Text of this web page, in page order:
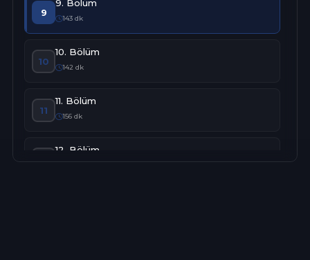
9
9. Bölüm
143 dk
10
10. Bölüm
142 dk
11
11. Bölüm
156 dk
12
12. Bölüm
150 dk